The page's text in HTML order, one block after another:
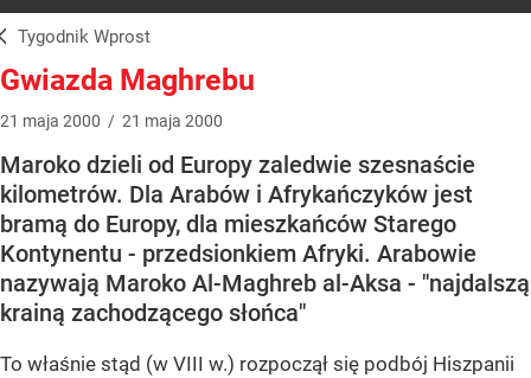
Tygodnik Wprost
Gwiazda Maghrebu
21 maja 2000 / 21 maja 2000
Maroko dzieli od Europy zaledwie szesnaście
kilometrów. Dla Arabów i Afrykańczyków jest
bramą do Europy, dla mieszkańców Starego
Kontynentu - przedsionkiem Afryki. Arabowie
nazywają Maroko Al-Maghreb al-Aksa - "najdalszą
krainą zachodzącego słońca"
To właśnie stąd (w VIII w.) rozpoczął się podbój Hiszpanii